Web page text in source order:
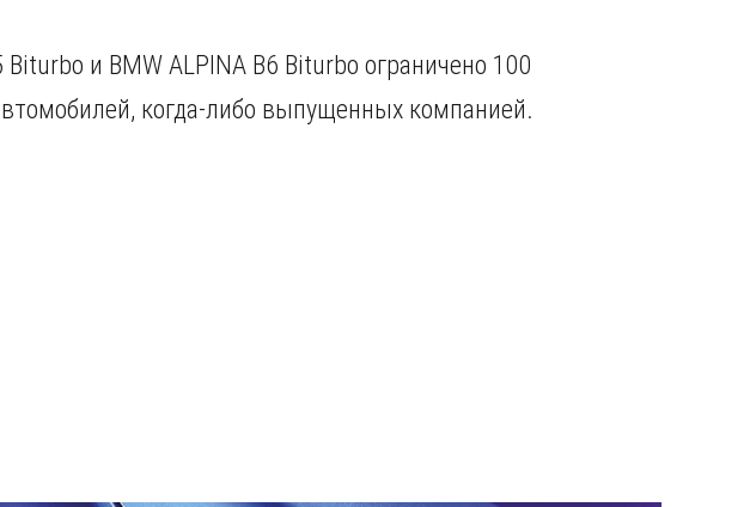
и BMW ALPINA B6 Biturbo ограничено 100
когда-либо выпущенных компанией.